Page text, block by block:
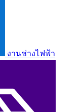
งานช่างไฟฟ้า